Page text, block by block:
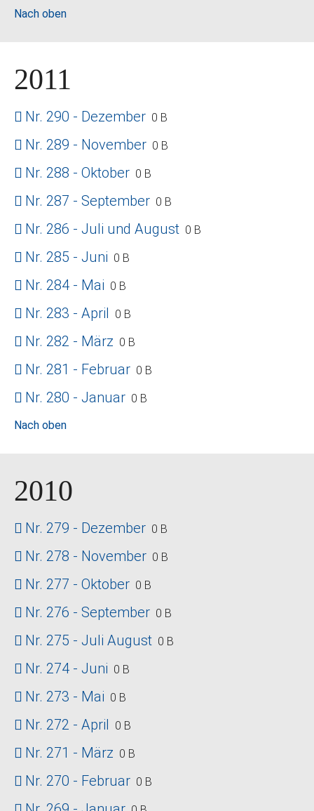
Nach oben
2011
Nr. 290 - Dezember 0 B
Nr. 289 - November 0 B
Nr. 288 - Oktober 0 B
Nr. 287 - September 0 B
Nr. 286 - Juli und August 0 B
Nr. 285 - Juni 0 B
Nr. 284 - Mai 0 B
Nr. 283 - April 0 B
Nr. 282 - März 0 B
Nr. 281 - Februar 0 B
Nr. 280 - Januar 0 B
Nach oben
2010
Nr. 279 - Dezember 0 B
Nr. 278 - November 0 B
Nr. 277 - Oktober 0 B
Nr. 276 - September 0 B
Nr. 275 - Juli August 0 B
Nr. 274 - Juni 0 B
Nr. 273 - Mai 0 B
Nr. 272 - April 0 B
Nr. 271 - März 0 B
Nr. 270 - Februar 0 B